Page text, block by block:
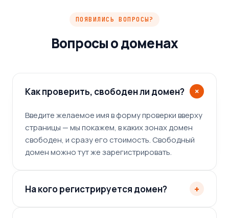
ПОЯВИЛИСЬ ВОПРОСЫ?
Вопросы о доменах
Как проверить, свободен ли домен? +
Введите желаемое имя в форму проверки вверху
страницы — мы покажем, в каких зонах домен
свободен, и сразу его стоимость. Свободный
домен можно тут же зарегистрировать.
На кого регистрируется домен? +